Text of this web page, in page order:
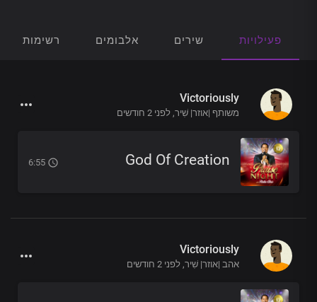
פעילויות שירים אלבומים רשימות
Victoriously
משותף |אוזר| שִׁיר, לפני 2 חודשים
God Of Creation
Victoriously
אהב |אוזר| שִׁיר, לפני 2 חודשים